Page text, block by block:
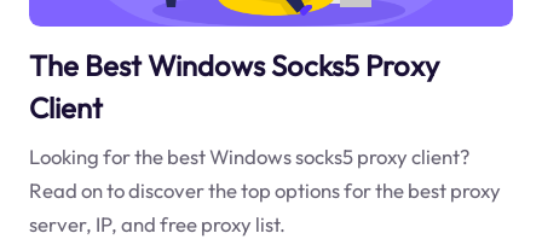
The Best Windows Socks5 Proxy
Client
Looking for the best Windows socks5 proxy client?
Read on to discover the top options for the best proxy
server, IP, and free proxy list.